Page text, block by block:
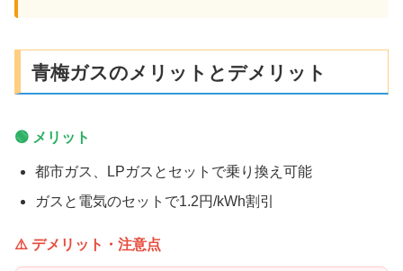
青梅ガスのメリットとデメリット
🟢 メリット
都市ガス、LPガスとセットで乗り換え可能
ガスと電気のセットで1.2円/kWh割引
⚠️ デメリット・注意点